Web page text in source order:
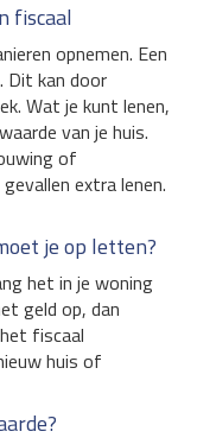
fiscaal
opnemen. Een
Dit kan door
Wat je kunt lenen,
van je huis.
of
extra lenen.
je op letten?
het in je woning
geld op, dan
fiscaal
huis of